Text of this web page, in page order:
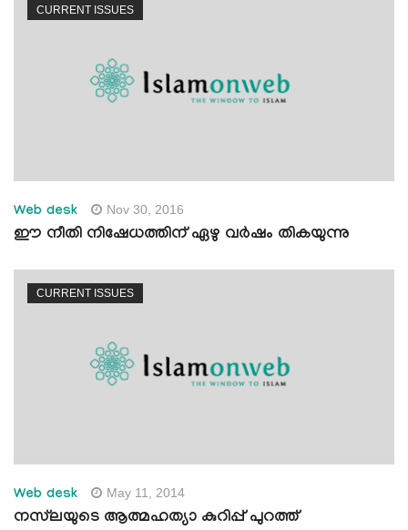
CURRENT ISSUES
Web desk Nov 30, 2016
ഈ നീതി നിഷേധത്തിന് ഏഴു വര്‍ഷം തികയുന്നു
CURRENT ISSUES
Web desk May 11, 2014
നസ്‍ലയുടെ ആത്മഹത്യാ കുറിപ്പ് പുറത്ത്